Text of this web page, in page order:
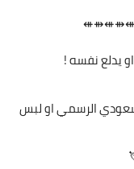
يدلع نفسه !
الرسمي او لبس